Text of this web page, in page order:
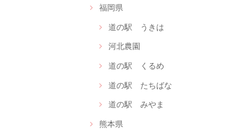
福岡県
道の駅 うきは
河北農園
道の駅 くるめ
道の駅 たちばな
道の駅 みやま
熊本県